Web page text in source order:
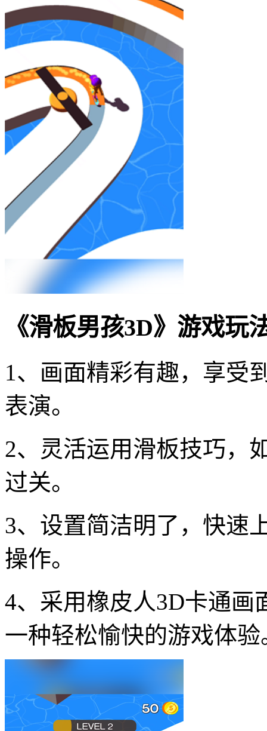
《滑板男孩3D》游戏玩
1、画面精彩有趣，享受
表演。
2、灵活运用滑板技巧，
过关。
3、设置简洁明了，快速
操作。
4、采用橡皮人3D卡通画
一种轻松愉快的游戏体验